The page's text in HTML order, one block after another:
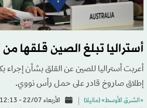
أستراليا تبلغ الصين قلقها
أعربت أستراليا للصين عن القلق بشأن إجراء
إطلاق صاروخ قادر على حمل رأس نووي.
«الشرق الأوسط» (مانيلا) الأربعاء 22/07 - 12:13